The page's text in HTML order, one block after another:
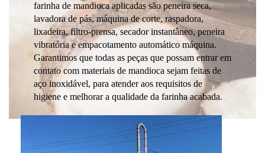
farinha de mandioca aplicadas são peneira seca,
lavadora de pás, máquina de corte, raspadora,
lixadeira, filtro-prensa, secador instantâneo, peneira
vibratória e empacotamento automático máquina.
Garantimos que todas as peças que possam entrar em
contato com materiais de mandioca sejam feitas de
aço inoxidável, para atender aos requisitos de
higiene e melhorar a qualidade da farinha acabada.